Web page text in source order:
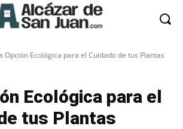
Opción Ecológica para el Cuidado de tus Plantas
Ecológica para el
tus Plantas